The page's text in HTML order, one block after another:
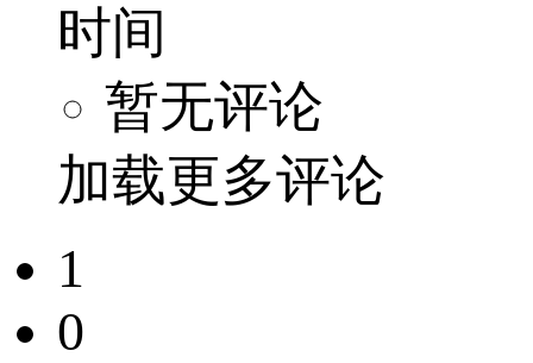
时间
暂无评论
加载更多评论
1
0